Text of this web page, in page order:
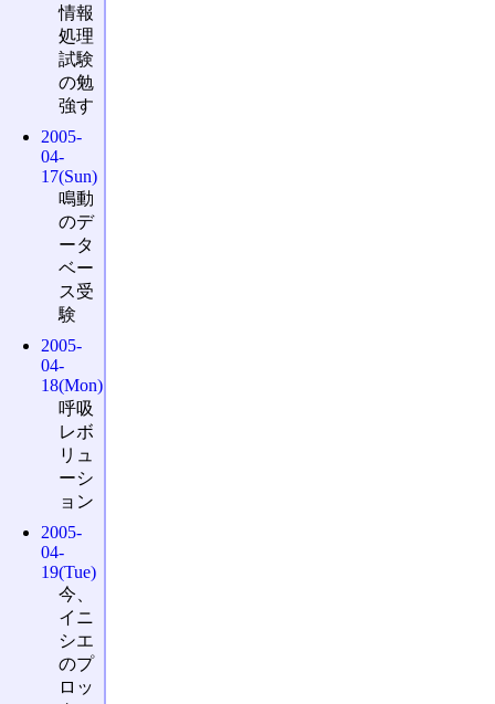
情報
処理
試験
の勉
強す
2005-
04-
17(Sun)
鳴動
のデ
ータ
ベー
ス受
験
2005-
04-
18(Mon)
呼吸
レボ
リュ
ーシ
ョン
2005-
04-
19(Tue)
今、
イニ
シエ
のプ
ロッ